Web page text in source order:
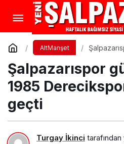
AltManşet
Şalpazarıspor
1985
geçti
Turgay İkinci tarafından